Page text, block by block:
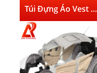
Túi Đựng Áo Vest Bằng Vải Không Dệt